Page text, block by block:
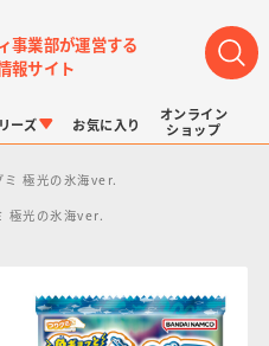
事業部が運営する
報サイト
シリーズ ドラゴンボール
ーズ
サプ ポケモンキッズ
お気に入り
オンライン
ショップ
ミ 極光の氷海ver.
極光の氷海ver.